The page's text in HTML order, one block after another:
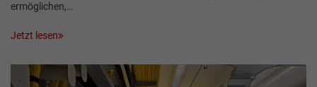
ermöglichen,…
Jetzt lesen